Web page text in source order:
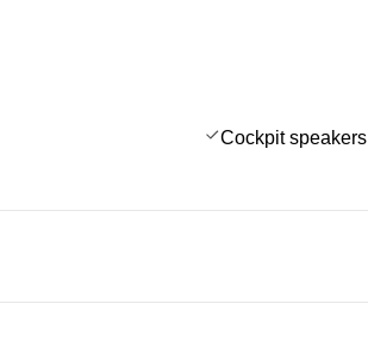
Cockpit speakers